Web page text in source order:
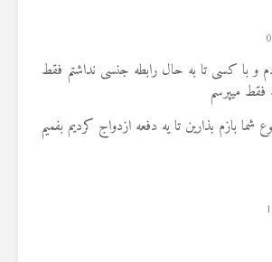
و با کسی تا به حال رابطه جنسی نداشتم فقط
فقط میپرسم
شما بازم بذارین تا یه دفعه ازدواج کردیم بفمیم